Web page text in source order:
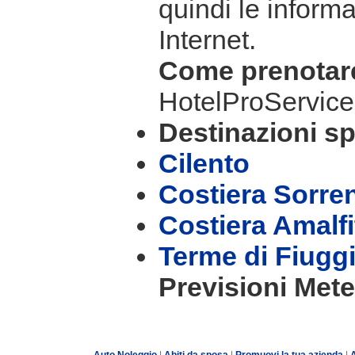
quindi le
Internet.
Come
Destinazioni
Cilento
Costiera
Costiera
Terme di Fiuggi
Previsioni